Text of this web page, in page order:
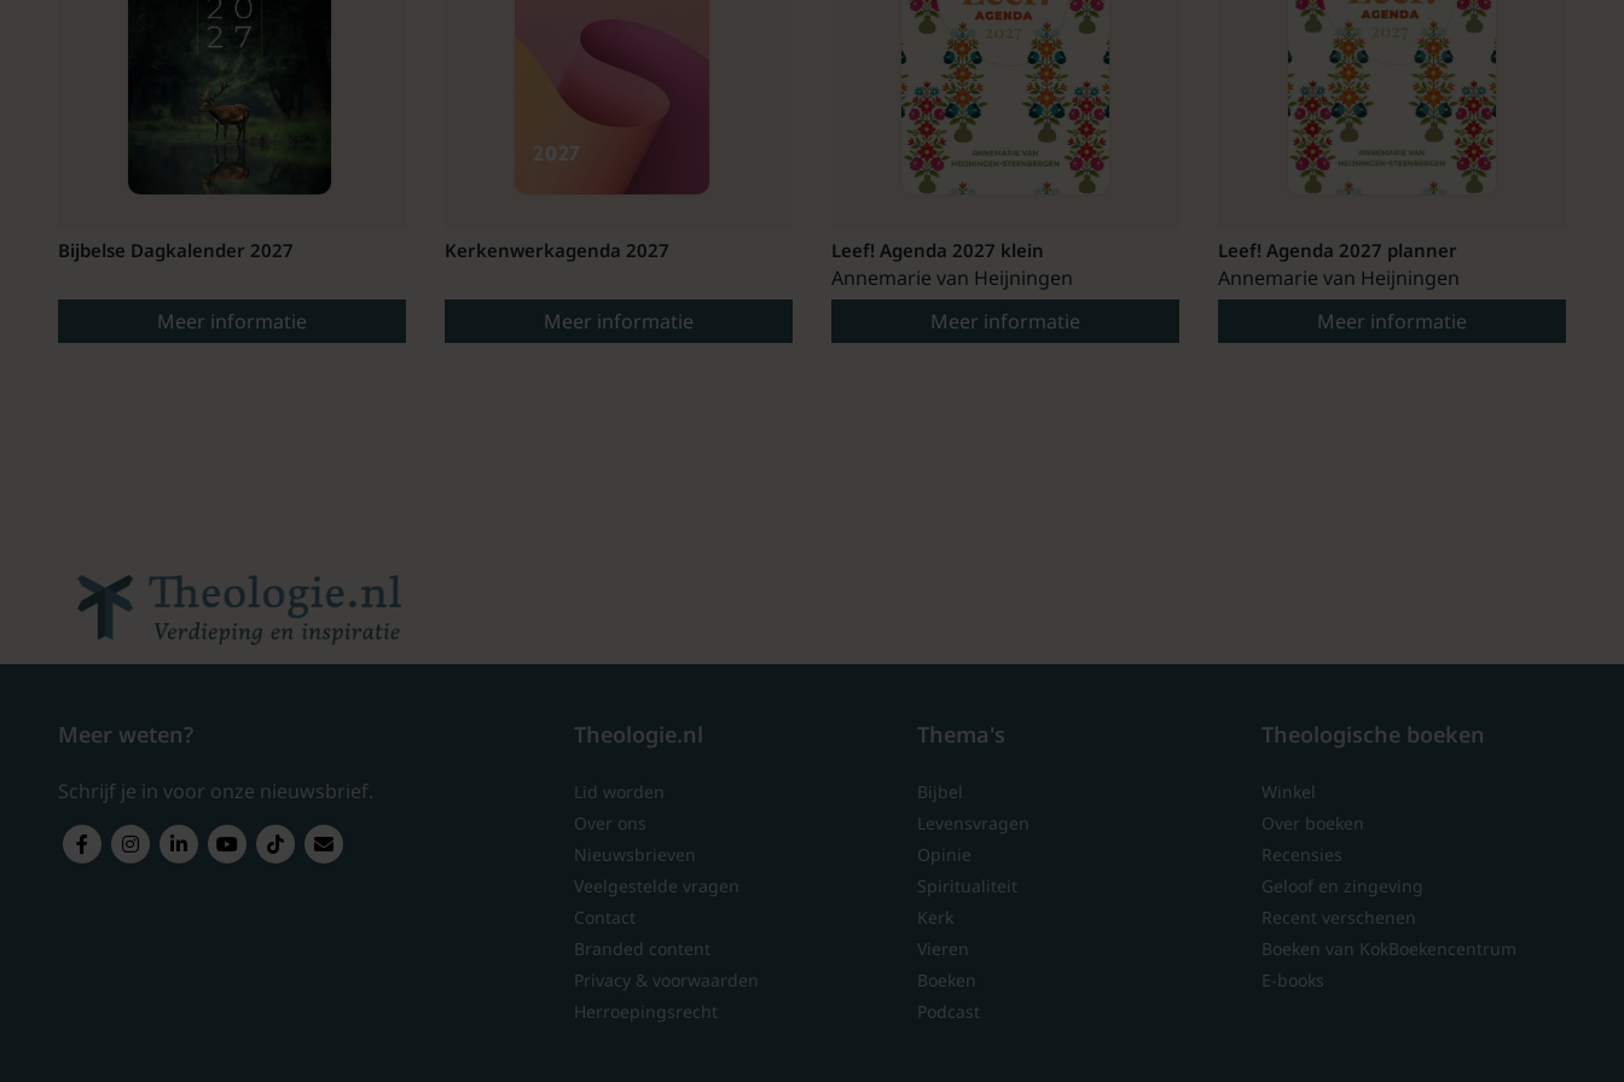
Bijbelse Dagkalender 2027
Meer informatie
Kerkenwerkagenda 2027
Meer informatie
Leef! Agenda 2027 klein
Annemarie van Heijningen
Meer informatie
Leef! Agenda 2027 planner
Annemarie van Heijningen
Meer informatie
Meer weten?
Schrijf je in voor onze nieuwsbrief.
Theologie.nl
Lid worden
Over ons
Nieuwsbrieven
Veelgestelde vragen
Contact
Branded content
Privacy & voorwaarden
Herroepingsrecht
Thema's
Bijbel
Levensvragen
Opinie
Spiritualiteit
Kerk
Vieren
Boeken
Podcast
Theologische boeken
Winkel
Over boeken
Recensies
Geloof en zingeving
Recent verschenen
Boeken van KokBoekencentrum
E-books